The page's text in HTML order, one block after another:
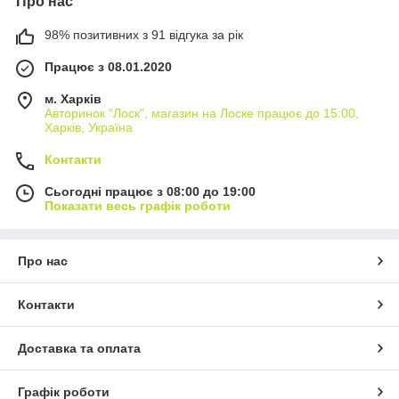
98% позитивних з 91 відгука за рік
Працює з 08.01.2020
м. Харків
Авторинок "Лоск", магазин на Лоске працює до 15:00,
Харків, Україна
Контакти
Сьогодні працює з 08:00 до 19:00
Показати весь графік роботи
Про нас
Контакти
Доставка та оплата
Графік роботи